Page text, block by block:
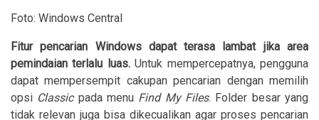
Foto: Windows Central
Fitur pencarian Windows dapat terasa lambat jika area
pemindaian terlalu luas.Untuk mempercepatnya, pengguna
dapat mempersempit cakupan pencarian dengan memilih
opsi Classicpada menu Find My Files. Folder besar yang
tidak relevan juga bisa dikecualikan agar proses pencarian